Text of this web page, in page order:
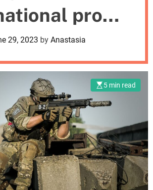
m
o
e
probe
violence
29, 2023 by Anastasia
5 min read